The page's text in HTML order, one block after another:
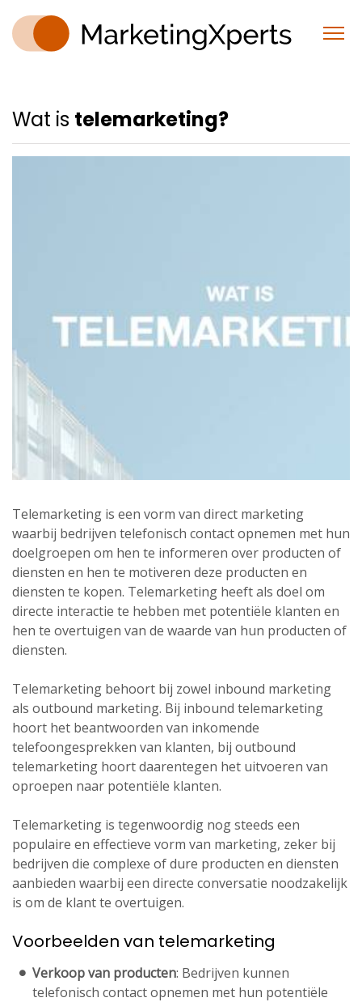
Wat is telemarketing?
Telemarketing is een vorm van direct marketing
waarbij bedrijven telefonisch contact opnemen met hun
doelgroepen om hen te informeren over producten of
diensten en hen te motiveren deze producten en
diensten te kopen. Telemarketing heeft als doel om
directe interactie te hebben met potentiële klanten en
hen te overtuigen van de waarde van hun producten of
diensten.
Telemarketing behoort bij zowel inbound marketing
als outbound marketing. Bij inbound telemarketing
hoort het beantwoorden van inkomende
telefoongesprekken van klanten, bij outbound
telemarketing hoort daarentegen het uitvoeren van
oproepen naar potentiële klanten.
Telemarketing is tegenwoordig nog steeds een
populaire en effectieve vorm van marketing, zeker bij
bedrijven die complexe of dure producten en diensten
aanbieden waarbij een directe conversatie noodzakelijk
is om de klant te overtuigen.
Voorbeelden van telemarketing
Verkoop van producten: Bedrijven kunnen
telefonisch contact opnemen met hun potentiële